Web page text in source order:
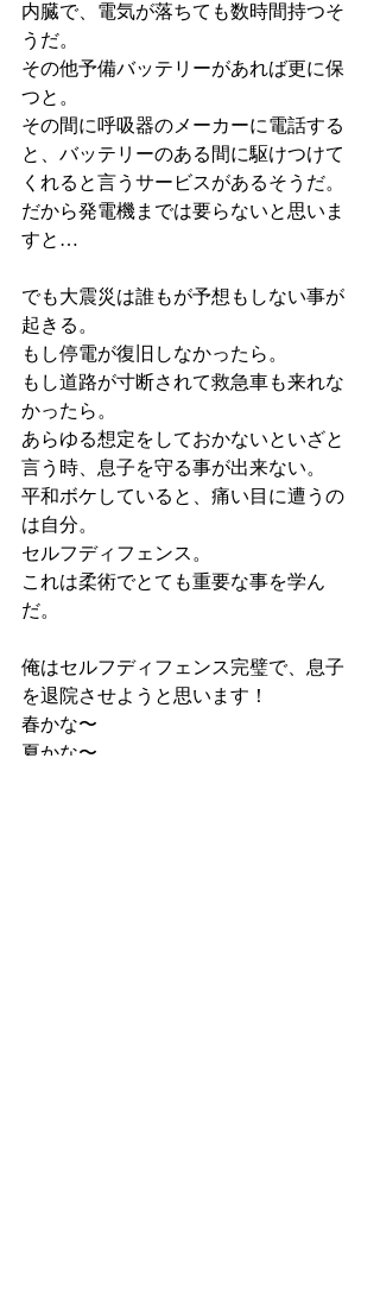
内臓で、電気が落ちても数時間持つそ
うだ。
その他予備バッテリーがあれば更に保
つと。
その間に呼吸器のメーカーに電話する
と、バッテリーのある間に駆けつけて
くれると言うサービスがあるそうだ。
だから発電機までは要らないと思いま
すと…
でも大震災は誰もが予想もしない事が
起きる。
もし停電が復旧しなかったら。
もし道路が寸断されて救急車も来れな
かったら。
あらゆる想定をしておかないといざと
言う時、息子を守る事が出来ない。
平和ボケしていると、痛い目に遭うの
は自分。
セルフディフェンス。
これは柔術でとても重要な事を学ん
だ。
俺はセルフディフェンス完璧で、息子
を退院させようと思います！
春かな〜
夏かな〜